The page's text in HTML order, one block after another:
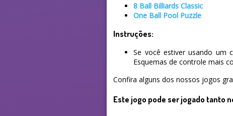
8 Ball Billiards Classic
One Ball Pool Puzzle
Instruções:
Se você estiver usando um
Esquemas de controle mais
Confira alguns dos nossos jogos
Este jogo pode ser jogado tanto